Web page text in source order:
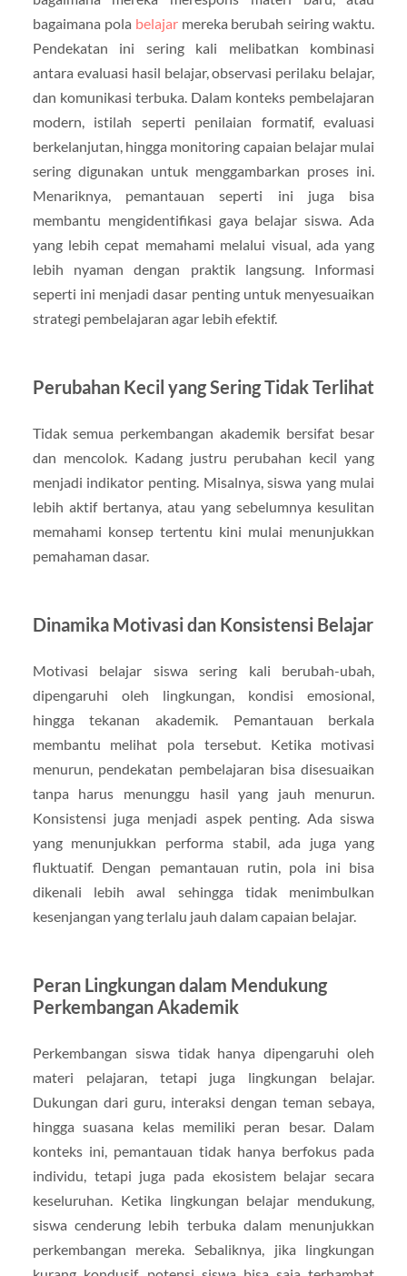
bagaimana pola belajarmereka berubah seiring waktu.
Pendekatan ini sering kali melibatkan kombinasi
antara evaluasi hasil belajar, observasi perilaku belajar,
dan komunikasi terbuka. Dalam konteks pembelajaran
modern, istilah seperti penilaian formatif, evaluasi
berkelanjutan, hingga monitoring capaian belajar mulai
sering digunakan untuk menggambarkan proses ini.
Menariknya, pemantauan seperti ini juga bisa
membantu mengidentifikasi gaya belajar siswa. Ada
yang lebih cepat memahami melalui visual, ada yang
lebih nyaman dengan praktik langsung. Informasi
seperti ini menjadi dasar penting untuk menyesuaikan
strategi pembelajaran agar lebih efektif.
Perubahan Kecil yang Sering Tidak Terlihat
Tidak semua perkembangan akademik bersifat besar
dan mencolok. Kadang justru perubahan kecil yang
menjadi indikator penting. Misalnya, siswa yang mulai
lebih aktif bertanya, atau yang sebelumnya kesulitan
memahami konsep tertentu kini mulai menunjukkan
pemahaman dasar.
Dinamika Motivasi dan Konsistensi Belajar
Motivasi belajar siswa sering kali berubah-ubah,
dipengaruhi oleh lingkungan, kondisi emosional,
hingga tekanan akademik. Pemantauan berkala
membantu melihat pola tersebut. Ketika motivasi
menurun, pendekatan pembelajaran bisa disesuaikan
tanpa harus menunggu hasil yang jauh menurun.
Konsistensi juga menjadi aspek penting. Ada siswa
yang menunjukkan performa stabil, ada juga yang
fluktuatif. Dengan pemantauan rutin, pola ini bisa
dikenali lebih awal sehingga tidak menimbulkan
kesenjangan yang terlalu jauh dalam capaian belajar.
Peran Lingkungan dalam Mendukung
Perkembangan Akademik
Perkembangan siswa tidak hanya dipengaruhi oleh
materi pelajaran, tetapi juga lingkungan belajar.
Dukungan dari guru, interaksi dengan teman sebaya,
hingga suasana kelas memiliki peran besar. Dalam
konteks ini, pemantauan tidak hanya berfokus pada
individu, tetapi juga pada ekosistem belajar secara
keseluruhan. Ketika lingkungan belajar mendukung,
siswa cenderung lebih terbuka dalam menunjukkan
perkembangan mereka. Sebaliknya, jika lingkungan